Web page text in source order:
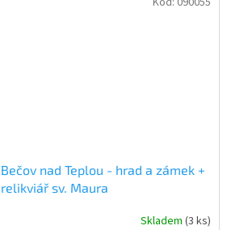
Bečov nad Teplou - hrad a zámek +
relikviář sv. Maura
Skladem (3 ks)